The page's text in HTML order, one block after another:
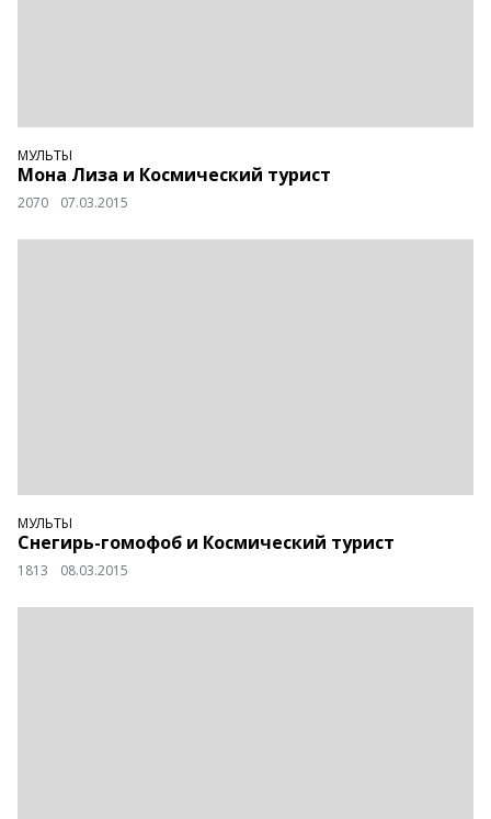
МУЛЬТЫ
Мона Лиза и Космический турист
2070 07.03.2015
МУЛЬТЫ
Снегирь-гомофоб и Космический турист
1813 08.03.2015